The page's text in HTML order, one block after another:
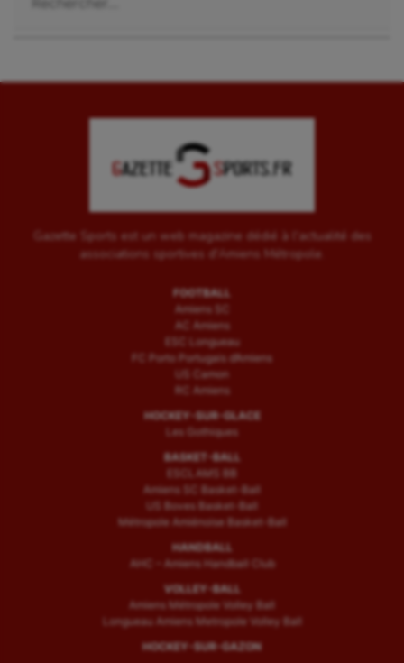
Gazette Sports est un web magazine dédié à l'actualité des
associations sportives d'Amiens Métropole.
FOOTBALL
Amiens SC
AC Amiens
ESC Longueau
FC Porto Portugais d’Amiens
US Camon
RC Amiens
HOCKEY-SUR-GLACE
Les Gothiques
BASKET-BALL
ESCLAMS BB
Amiens SC Basket-Ball
US Boves Basket-Ball
Métropole Amiénoise Basket-Ball
HANDBALL
AHC – Amiens Handball Club
VOLLEY-BALL
Amiens Métropole Volley Ball
Longueau Amiens Metropole Volley Ball
HOCKEY-SUR-GAZON